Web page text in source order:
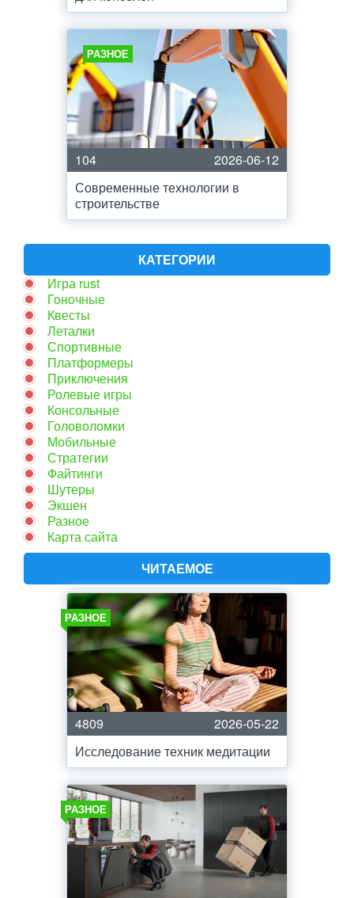
РАЗНОЕ
104
2026-06-12
Современные технологии в
строительстве
КАТЕГОРИИ
Игра rust
Гоночные
Квесты
Леталки
Спортивные
Платформеры
Приключения
Ролевые игры
Консольные
Головоломки
Мобильные
Стратегии
Файтинги
Шутеры
Экшен
Разное
Карта сайта
ЧИТАЕМОЕ
РАЗНОЕ
4809
2026-05-22
Исследование техник медитации
РАЗНОЕ